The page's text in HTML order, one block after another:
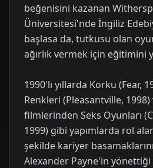
beğenisini kazanan
Üniversitesi'nde İngiliz
başlasa da, tutkusu olan
ağırlık vermek için eğitimini
1990'lı yıllarda Korku (Fear,
Renkleri (Pleasantville,
filmlerinden Seks Oyunları
1999) gibi yapımlarda rol
şekilde kariyer
Alexander Payne'in